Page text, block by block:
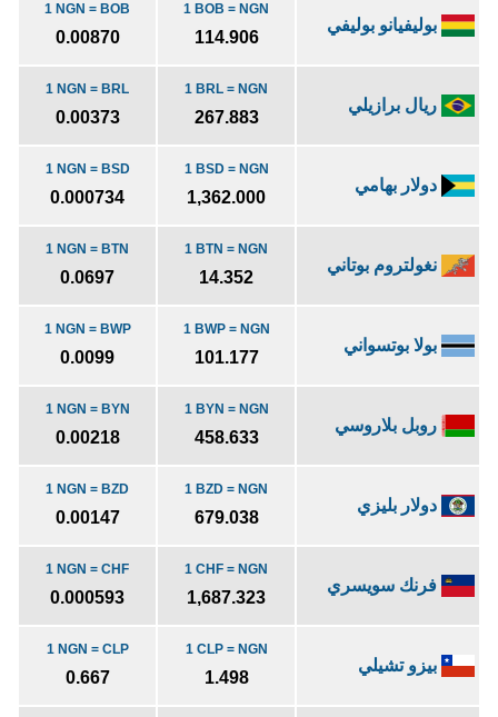
بوليفيانو بوليفي
1 BOB = NGN
114.906
1 NGN = BOB
0.00870
ريال برازيلي
1 BRL = NGN
267.883
1 NGN = BRL
0.00373
دولار بهامي
1 BSD = NGN
1,362.000
1 NGN = BSD
0.000734
نغولتروم بوتاني
1 BTN = NGN
14.352
1 NGN = BTN
0.0697
بولا بوتسواني
1 BWP = NGN
101.177
1 NGN = BWP
0.0099
روبل بلاروسي
1 BYN = NGN
458.633
1 NGN = BYN
0.00218
دولار بليزي
1 BZD = NGN
679.038
1 NGN = BZD
0.00147
فرنك سويسري
1 CHF = NGN
1,687.323
1 NGN = CHF
0.000593
بيزو تشيلي
1 CLP = NGN
1.498
1 NGN = CLP
0.667